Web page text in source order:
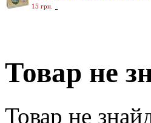
15 грн.
Товар не
Товар не